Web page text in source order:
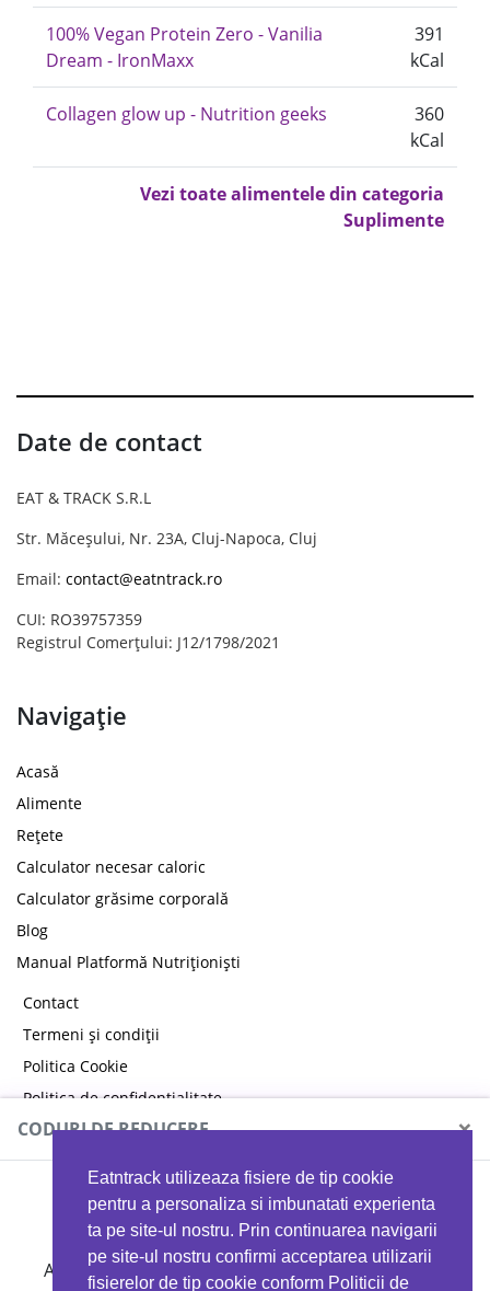
Eatntrack utilizeaza fisiere de tip cookie
pentru a personaliza si imbunatati experienta
ta pe site-ul nostru. Prin continuarea navigarii
pe site-ul nostru confirmi acceptarea utilizarii
fisierelor de tip cookie conform Politicii de
100% Vegan Protein Zero - Vanilia
Dream - IronMaxx
391
kCal
Collagen glow up - Nutrition geeks
360
kCal
Vezi toate alimentele din categoria
Suplimente
Date de contact
EAT & TRACK S.R.L
Str. Măceșului, Nr. 23A, Cluj-Napoca, Cluj
Email: contact@eatntrack.ro
CUI: RO39757359
Registrul Comerțului: J12/1798/2021
Navigație
Acasă
Alimente
Rețete
Calculator necesar caloric
Calculator grăsime corporală
Blog
Manual Platformă Nutriționiști
Contact
Termeni și condiții
Politica Cookie
Politica de confidențialitate
CODURI DE REDUCERE ×
MYPROTEIN
Ai 40%reducere la orice comandă folosind codul